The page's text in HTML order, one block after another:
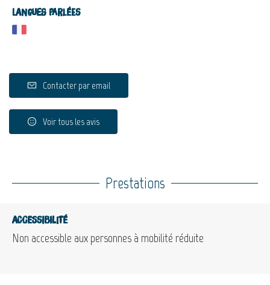
Langues parlées
Contacter par email
Voir tous les avis
Prestations
Accessibilité
Non accessible aux personnes à mobilité réduite